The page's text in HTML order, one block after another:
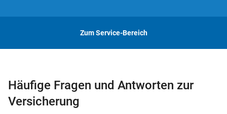
Zum Service-Bereich
Häufige Fragen und Antworten zur
Versicherung